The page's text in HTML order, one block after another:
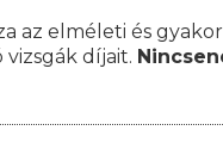
az elméleti és
díjait.